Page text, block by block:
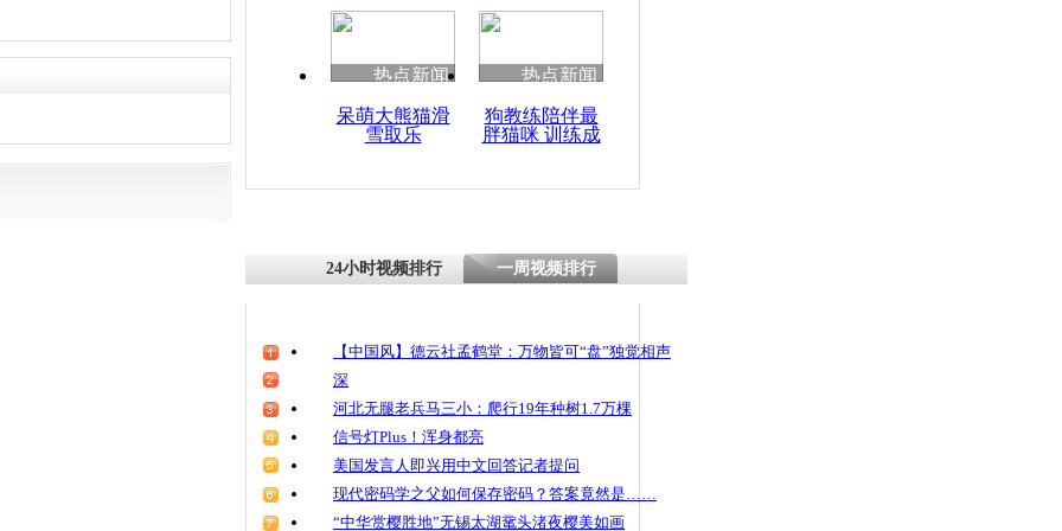
热点新闻
呆萌大熊猫滑
雪取乐
热点新闻
狗教练陪伴最
胖猫咪 训练成
24小时视频排行 一周视频排行
【中国风】德云社孟鹤堂：万物皆可“盘”独觉相声
深
河北无腿老兵马三小：爬行19年种树1.7万棵
信号灯Plus！浑身都亮
美国发言人即兴用中文回答记者提问
现代密码学之父如何保存密码？答案竟然是……
“中华赏樱胜地”无锡太湖鼋头渚夜樱美如画